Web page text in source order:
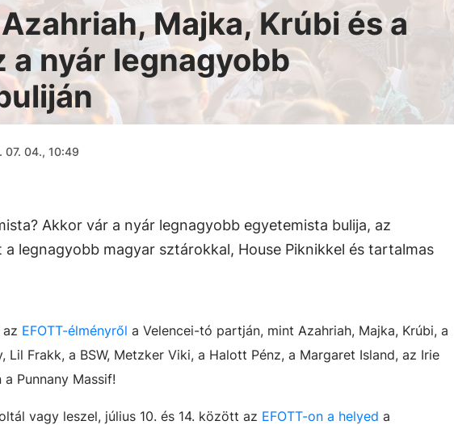
Majka, Krúbi és a
a nyár legnagyobb
07. 04., 10:49
Akkor vár a nyár legnagyobb egyetemista bulija, az
a legnagyobb magyar sztárokkal, House Piknikkel és tartalmas
EFOTT-élményről a Velencei-tó partján, mint Azahriah, Majka, Krúbi, a
Lil Frakk, a BSW, Metzker Viki, a Halott Pénz, a Margaret Island, az Irie
Punnany Massif!
vagy leszel, július 10. és 14. között az EFOTT-on a helyed a